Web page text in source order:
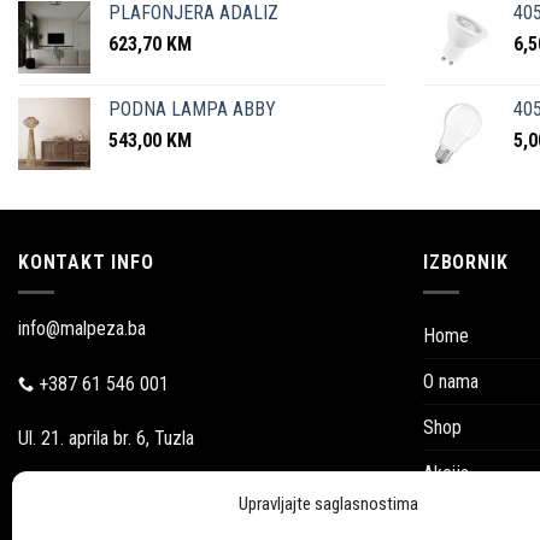
Upravljajte saglasnostima
PLAFONJERA ADALIZ
623,70 KM
PODNA LAMPA ABBY
543,00 KM
KONTAKT INFO
info@malpeza.ba
+387 61 546 001
Ul. 21. aprila br. 6, Tuzla
IZBORNIK
Home
O nama
Shop
Akcija